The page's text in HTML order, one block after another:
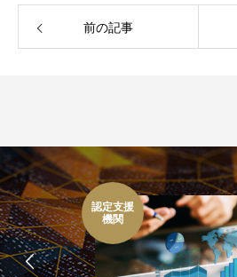
前の記事
認定支援
機関